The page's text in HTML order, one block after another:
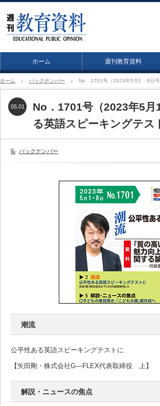
ホーム 週刊教育資料
ホーム バックナンバー No．1701号（2023年5月1・8日
No．1701号（2023年5
る英語スピーキングテス
05.01
バックナンバー
潮流
公平性ある英語スピーキングテストに
【矢田剛・株式会社G―FLEX代表取締役 上】
解説・ニュースの焦点